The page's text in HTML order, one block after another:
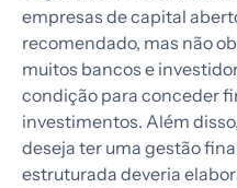
empresas de capital
recomendado, mas não
muitos bancos e
condição para conceder
investimentos. Além
deseja ter uma gestão
estruturada deveria